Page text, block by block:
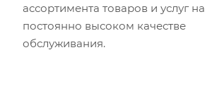
ассортимента товаров и услуг на
постоянно высоком качестве
обслуживания.